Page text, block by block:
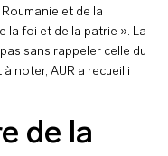
et de la
la foi et de la patrie ». La
sans rappeler celle du
noter, AUR a recueilli
de la